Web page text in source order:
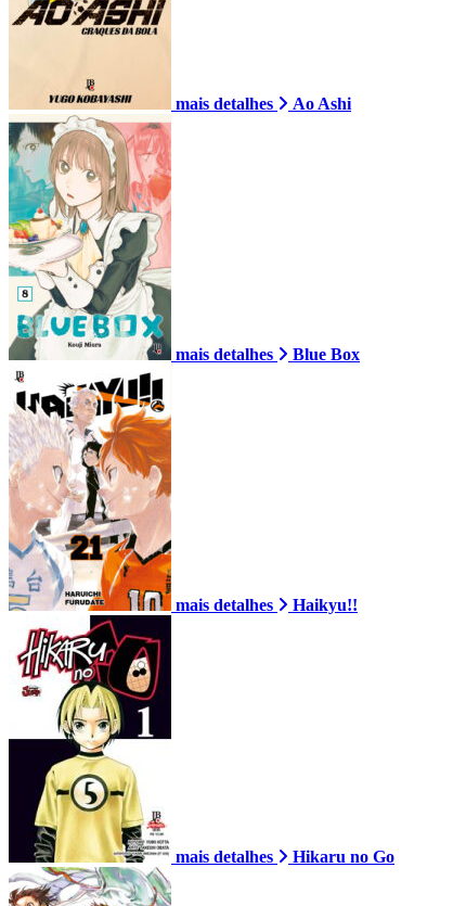
mais detalhes Ao Ashi
mais detalhes Blue Box
mais detalhes Haikyu!!
mais detalhes Hikaru no Go